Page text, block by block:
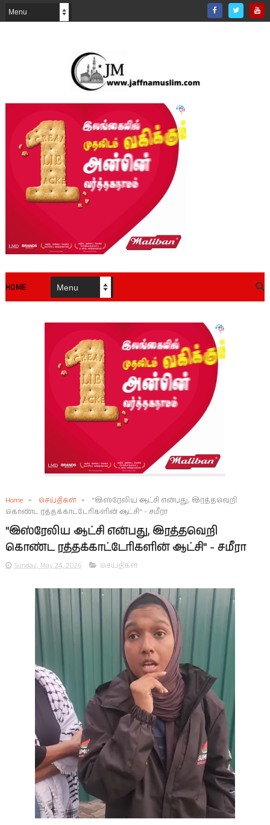
HOME
Home > செய்திகள் >
"இஸ்ரேலிய ஆட்சி என்பது, இரத்தவெறி
கொண்ட ரத்தக்காட்டேரிகளின் ஆட்சி" - சமீரா
"இஸ்ரேலிய ஆட்சி என்பது, இரத்தவெறி
கொண்ட ரத்தக்காட்டேரிகளின் ஆட்சி" - சமீரா
Sunday, May 24, 2026 செய்திகள்